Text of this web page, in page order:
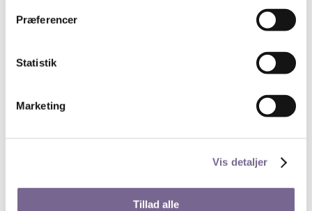
Præferencer
Statistik
Marketing
Vis detaljer
Tillad alle
Arrangementet er for medlemmer af Kreds 1. Det er
gratis. Dog betales no-show-fee på kr. 200 ved afbud
Byg digitale værktøjer med AI – uden at kode